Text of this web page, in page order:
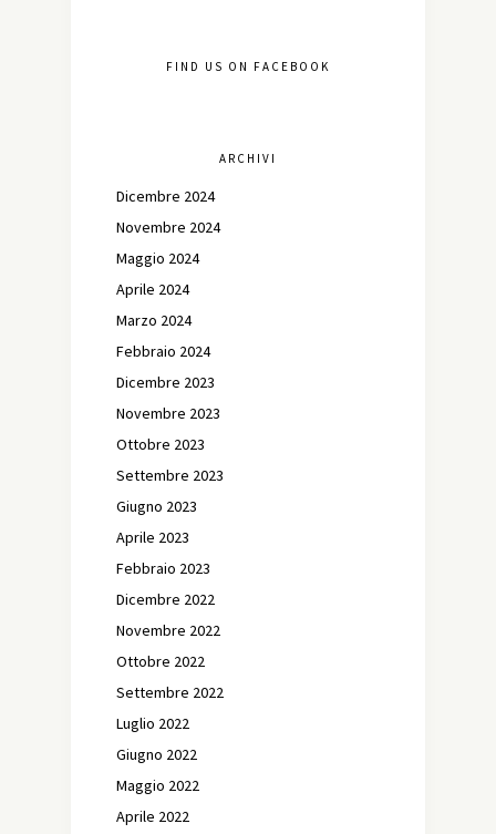
FIND US ON FACEBOOK
ARCHIVI
Dicembre 2024
Novembre 2024
Maggio 2024
Aprile 2024
Marzo 2024
Febbraio 2024
Dicembre 2023
Novembre 2023
Ottobre 2023
Settembre 2023
Giugno 2023
Aprile 2023
Febbraio 2023
Dicembre 2022
Novembre 2022
Ottobre 2022
Settembre 2022
Luglio 2022
Giugno 2022
Maggio 2022
Aprile 2022